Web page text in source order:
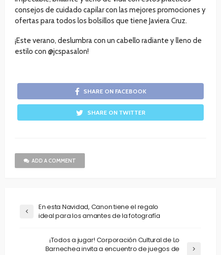
consejos de cuidado capilar con las mejores promociones y
ofertas para todos los bolsillos que tiene Javiera Cruz.
¡Este verano, deslumbra con un cabello radiante y lleno de
estilo con @jcspasalon!
SHARE ON FACEBOOK
SHARE ON TWITTER
ADD A COMMENT
En esta Navidad, Canon tiene el regalo
ideal para los amantes de la fotografía
¡Todos a jugar! Corporación Cultural de Lo
Barnechea invita a encuentro de juegos de